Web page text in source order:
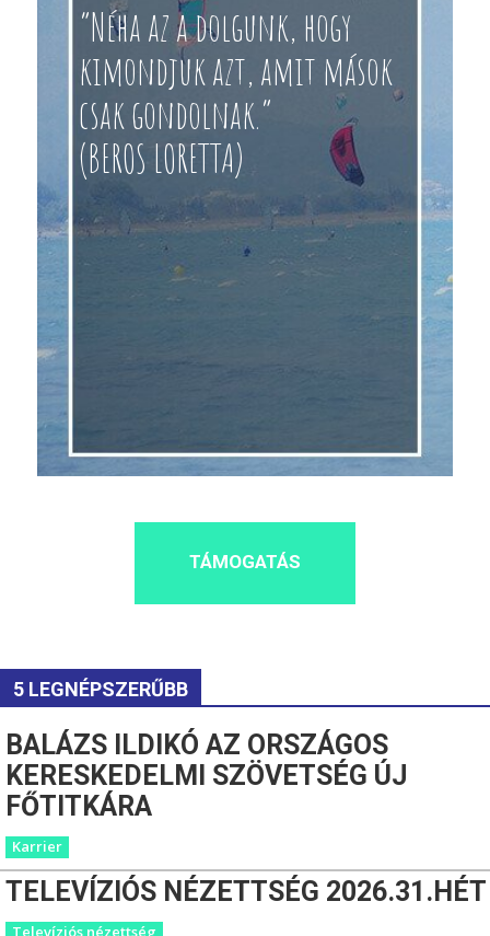
“Néha az a dolgunk, hogy
kimondjuk azt, amit mások
csak gondolnak.”
(BEROS LORETTA)
TÁMOGATÁS
5 LEGNÉPSZERŰBB
BALÁZS ILDIKÓ AZ ORSZÁGOS
KERESKEDELMI SZÖVETSÉG ÚJ
FŐTITKÁRA
Karrier
TELEVÍZIÓS NÉZETTSÉG 2026.31.HÉT
Televíziós nézettség